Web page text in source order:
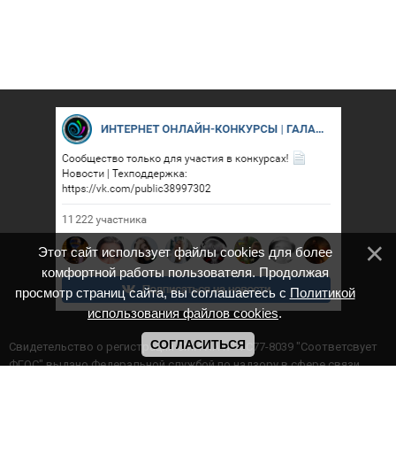
Cвидетельство о регистрации СМИ ИА № ФС77-8039 "Соответсвует
ФГОС" выдано Федеральной службой по надзору в сфере связи,
Этот сайт использует файлы cookies для более
комфортной работы пользователя. Продолжая
просмотр страниц сайта, вы соглашаетесь с Политикой
использования файлов cookies.
СОГЛАСИТЬСЯ